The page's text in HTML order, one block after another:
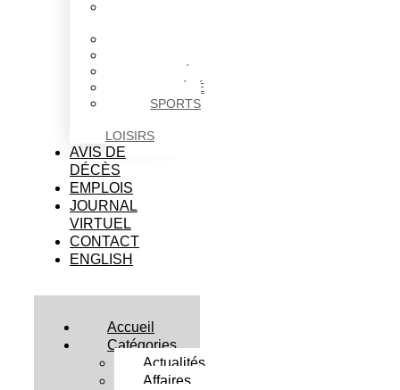
SOCIÉTÉ
SPORTS
LOISIRS
AVIS DE
DÉCÈS
EMPLOIS
JOURNAL
VIRTUEL
CONTACT
ENGLISH
Accueil
Catégories
Actualités
Affaires